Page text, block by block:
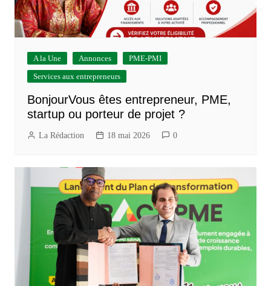
A la Une Annonces
PME-PMI
Services aux entrepreneurs
BonjourVous êtes entrepreneur, PME,
startup ou porteur de projet ?
La Rédaction 18 mai 2026 0